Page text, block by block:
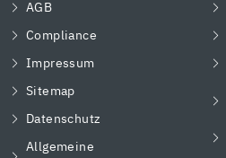
AGB
Compliance
Impressum
Sitemap
Datenschutz
Allgemeine